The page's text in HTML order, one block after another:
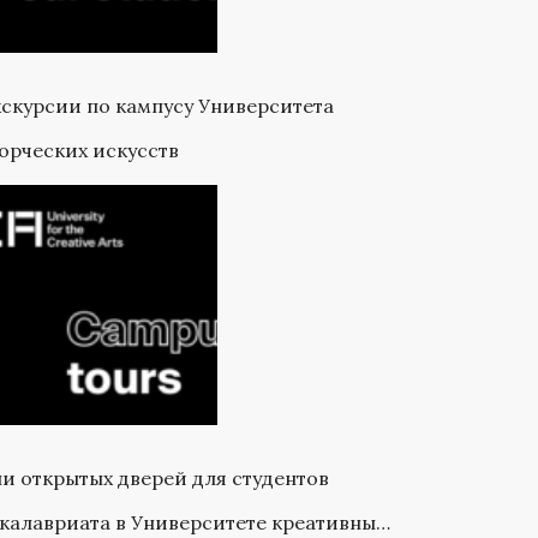
по кампусу Университета
искусств
открытых дверей для студентов
в Университете креативных